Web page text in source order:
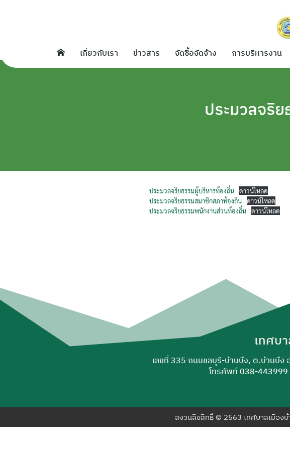
เกี่ยวกับเรา ข่าวสาร จัดซื้อจัดจ้าง การบริหารงาน
ประมวลจริ
ประมวลจริยธรรมผู้บริหารท้องถิ่น ดาวน์โหลด
ประมวลจริยธรรมสมาชิกสภาท้องถิ่น ดาวน์โหลด
ประมวลจริยธรรมพนักงานส่วนท้องถิ่น ดาวน์โหลด
เทศบ
เลขที่ 335 ถนนชลบุรี-บ้านบึง, ต.บ้านบึง
โทรศัพท์038-443999
สงวนลิขสิทธิ์ © 2563 เทศบาลเมือง